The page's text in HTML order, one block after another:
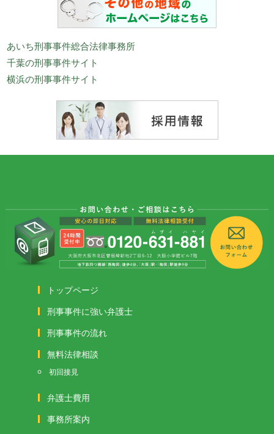
あいち刑事事件総合法律事務所
千葉の刑事事件サイト
横浜の刑事事件サイト
トップページ
刑事事件に強い弁護士
刑事事件の流れ
無料法律相談
初回接見
弁護士費用
事務所案内